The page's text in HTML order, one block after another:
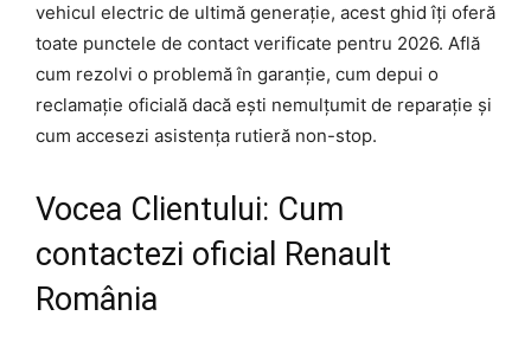
vehicul electric de ultimă generație, acest ghid îți oferă
toate punctele de contact verificate pentru 2026. Află
cum rezolvi o problemă în garanție, cum depui o
reclamație oficială dacă ești nemulțumit de reparație și
cum accesezi asistența rutieră non-stop.
Vocea Clientului: Cum
contactezi oficial Renault
România